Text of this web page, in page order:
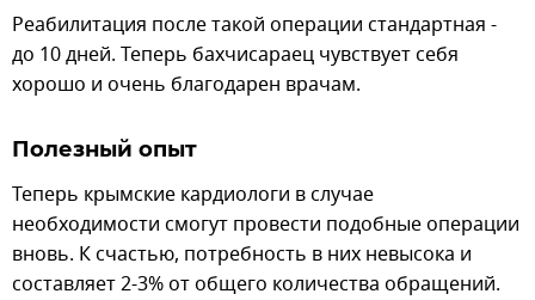
Реабилитация после такой операции стандартная -
до 10 дней. Теперь бахчисараец чувствует себя
хорошо и очень благодарен врачам.
Полезный опыт
Теперь крымские кардиологи в случае
необходимости смогут провести подобные операции
вновь. К счастью, потребность в них невысока и
составляет 2-3% от общего количества обращений.